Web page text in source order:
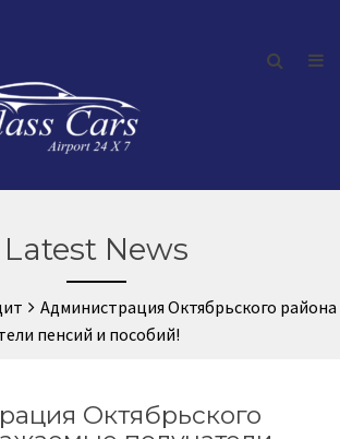
Latest News
Администрация Октябрьского района
пенсий и пособий!
Октябрьского